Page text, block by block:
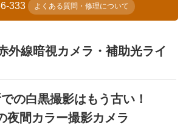
333
よくある質問・修理について
外線暗視カメラ・補助光ライ
の白黒撮影はもう古い！
夜間カラー撮影カメラ